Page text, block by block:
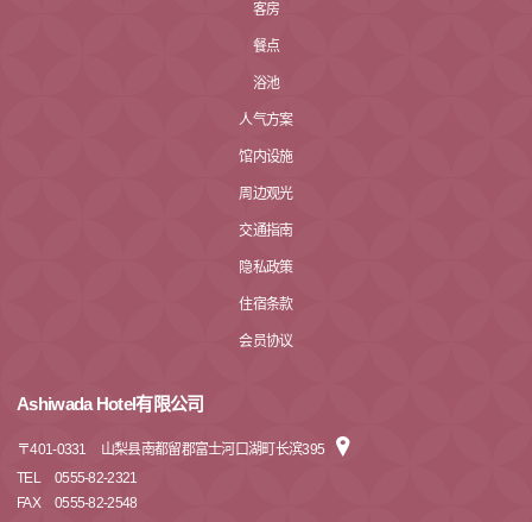
客房
餐点
浴池
人气方案
馆内设施
周边观光
交通指南
隐私政策
住宿条款
会员协议
Ashiwada Hotel有限公司
〒401-0331
山梨县南都留郡富士河口湖町长滨395
TEL
0555-82-2321
FAX
0555-82-2548